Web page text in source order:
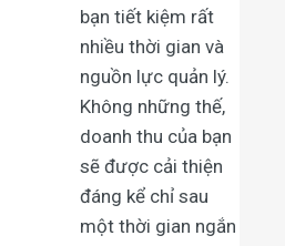
bạn tiết kiệm rất
nhiều thời gian và
nguồn lực quản lý.
Không những thế,
doanh thu của bạn
sẽ được cải thiện
đáng kể chỉ sau
một thời gian ngắn